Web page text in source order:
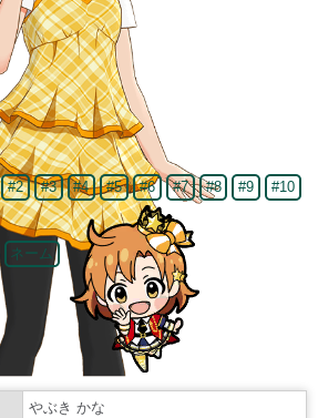
#2 #3 #4 #5 #6 #7 #8 #9 #10
ネーム
やぶき かな